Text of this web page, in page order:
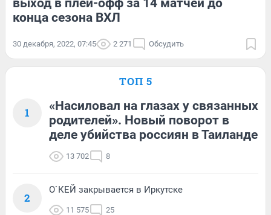
конца сезона ВХЛ
30 декабря, 2022, 07:45 2 271 Обсудить
ТОП 5
1
«Насиловал на глазах у связанных
родителей». Новый поворот в
деле убийства россиян в Таиланде
13 702 8
2
О`КЕЙ закрывается в Иркутске
11 575 25